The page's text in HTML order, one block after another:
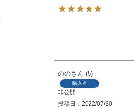
のの 5
購入者
非公開
投稿日
2022/07/30